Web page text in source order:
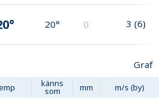
20° 0 3 (6)
Graf
känns
som mm m/s (by)